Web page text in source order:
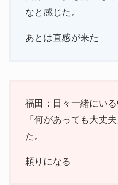
なと感じた。
あとは直感が来た
福田：日々一緒にい
「何があっても大丈
た。
頼りになる